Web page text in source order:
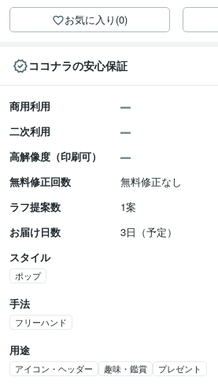
お気に入り(0)
ココナラの安心保証
商用利用
二次利用
高解像度（印刷可）
無料修正回数
無料修正なし
ラフ提案数
1案
お届け日数
3日（予定）
スタイル
ポップ
手法
フリーハンド
用途
アイコン・ヘッダー 趣味・鑑賞 プレゼント